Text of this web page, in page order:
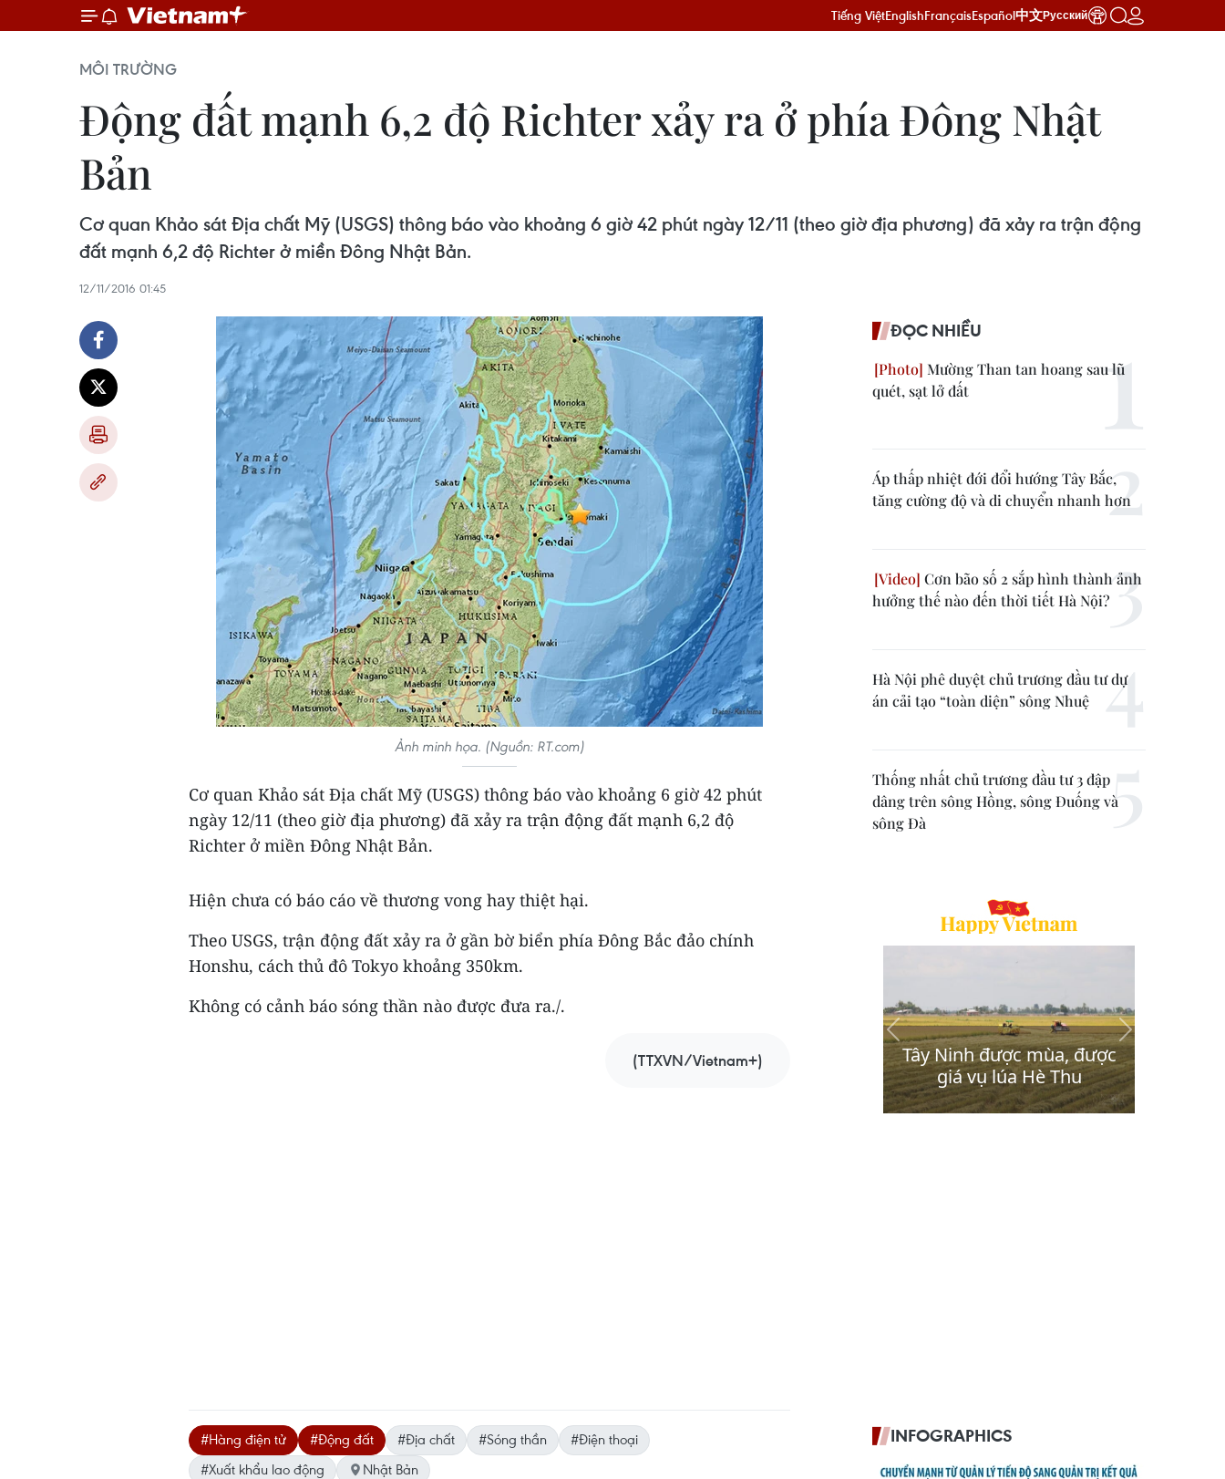
Tiếng ViệtEnglishFrançaisEspañol中文Русский
MÔI TRƯỜNG
Động đất mạnh 6,2 độ Richter xảy ra ở phía Đông Nhật
Bản
Cơ quan Khảo sát Địa chất Mỹ (USGS) thông báo vào khoảng 6 giờ 42 phút ngày 12/11 (theo giờ địa phương) đã xảy ra trận động
đất mạnh 6,2 độ Richter ở miền Đông Nhật Bản.
12/11/2016 01:45
Ảnh minh họa. (Nguồn: RT.com)
Cơ quan Khảo sát Địa chất Mỹ (USGS) thông báo vào khoảng 6 giờ 42 phút
ngày 12/11 (theo giờ địa phương) đã xảy ra trận động đất mạnh 6,2 độ
Richter ở miền Đông Nhật Bản.
Hiện chưa có báo cáo về thương vong hay thiệt hại.
Theo USGS, trận động đất xảy ra ở gần bờ biển phía Đông Bắc đảo chính
Honshu, cách thủ đô Tokyo khoảng 350km.
Không có cảnh báo sóng thần nào được đưa ra./.
(TTXVN/Vietnam+)
#Hàng điện tử #Động đất #Địa chất #Sóng thần
#Điện thoại
#Xuất khẩu lao động
Nhật Bản
ĐỌC NHIỀU
Mường Than tan hoang sau lũ
quét, sạt lở đất
Áp thấp nhiệt đới đổi hướng Tây Bắc,
tăng cường độ và di chuyển nhanh hơn
Cơn bão số 2 sắp hình thành ảnh
hưởng thế nào đến thời tiết Hà Nội?
Hà Nội phê duyệt chủ trương đầu tư dự
án cải tạo “toàn diện” sông Nhuệ
Thống nhất chủ trương đầu tư 3 đập
dâng trên sông Hồng, sông Đuống và
sông Đà
INFOGRAPHICS